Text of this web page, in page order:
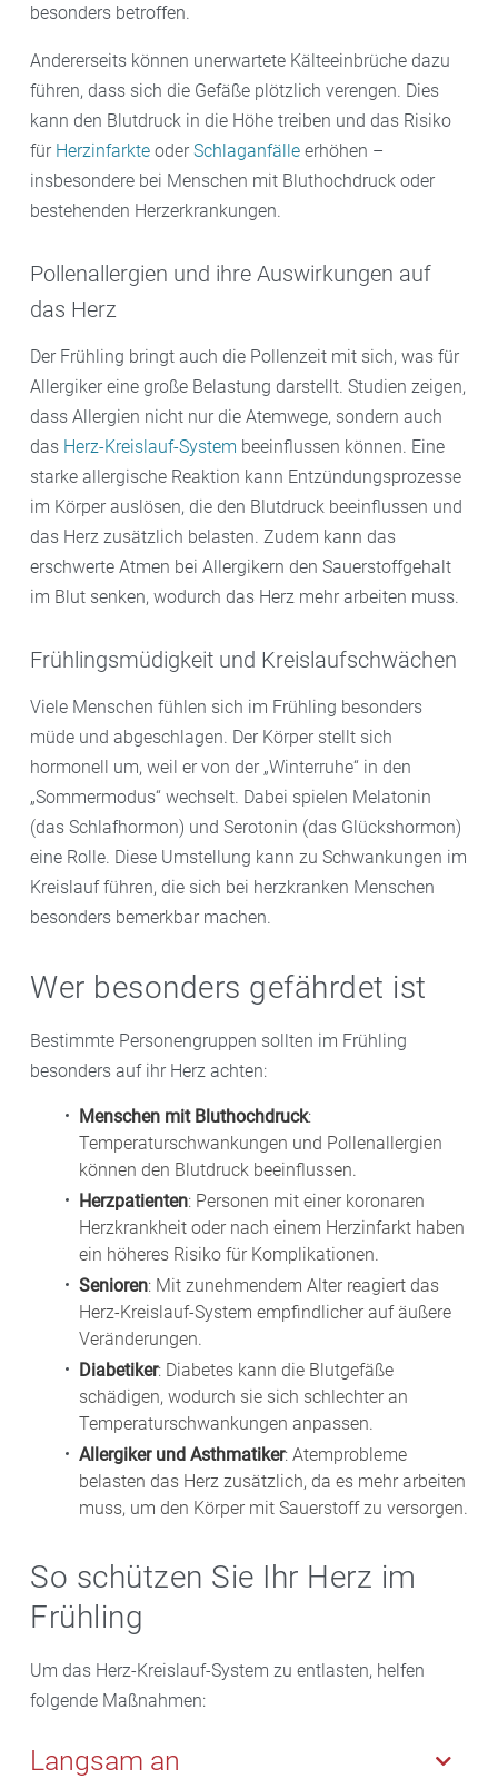
besonders betroffen.
Andererseits können unerwartete Kälteeinbrüche dazu
führen, dass sich die Gefäße plötzlich verengen. Dies
kann den Blutdruck in die Höhe treiben und das Risiko
für Herzinfarkte oder Schlaganfälle erhöhen –
insbesondere bei Menschen mit Bluthochdruck oder
bestehenden Herzerkrankungen.
Pollenallergien und ihre Auswirkungen auf
das Herz
Der Frühling bringt auch die Pollenzeit mit sich, was für
Allergiker eine große Belastung darstellt. Studien zeigen,
dass Allergien nicht nur die Atemwege, sondern auch
das Herz-Kreislauf-System beeinflussen können. Eine
starke allergische Reaktion kann Entzündungsprozesse
im Körper auslösen, die den Blutdruck beeinflussen und
das Herz zusätzlich belasten. Zudem kann das
erschwerte Atmen bei Allergikern den Sauerstoffgehalt
im Blut senken, wodurch das Herz mehr arbeiten muss.
Frühlingsmüdigkeit und Kreislaufschwächen
Viele Menschen fühlen sich im Frühling besonders
müde und abgeschlagen. Der Körper stellt sich
hormonell um, weil er von der „Winterruhe“ in den
„Sommermodus“ wechselt. Dabei spielen Melatonin
(das Schlafhormon) und Serotonin (das Glückshormon)
eine Rolle. Diese Umstellung kann zu Schwankungen im
Kreislauf führen, die sich bei herzkranken Menschen
besonders bemerkbar machen.
Wer besonders gefährdet ist
Bestimmte Personengruppen sollten im Frühling
besonders auf ihr Herz achten:
Menschen mit Bluthochdruck:
Temperaturschwankungen und Pollenallergien
können den Blutdruck beeinflussen.
Herzpatienten: Personen mit einer koronaren
Herzkrankheit oder nach einem Herzinfarkt haben
ein höheres Risiko für Komplikationen.
Senioren: Mit zunehmendem Alter reagiert das
Herz-Kreislauf-System empfindlicher auf äußere
Veränderungen.
Diabetiker: Diabetes kann die Blutgefäße
schädigen, wodurch sie sich schlechter an
Temperaturschwankungen anpassen.
Allergiker und Asthmatiker: Atemprobleme
belasten das Herz zusätzlich, da es mehr arbeiten
muss, um den Körper mit Sauerstoff zu versorgen.
So schützen Sie Ihr Herz im
Frühling
Um das Herz-Kreislauf-System zu entlasten, helfen
folgende Maßnahmen:
Langsam an